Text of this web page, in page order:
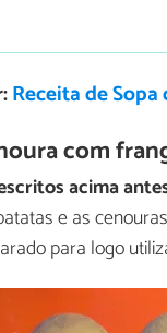
Receita de
com
acima
e as
para logo